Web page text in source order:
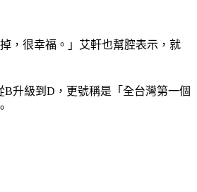
，很幸福。」艾軒也幫腔表示，就
升級到D，更號稱是「全台灣第一個